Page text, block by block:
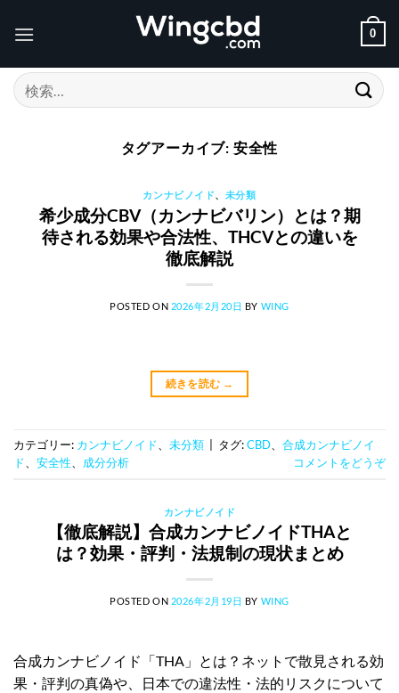
0
検
索
タグアーカイブ: 安全性
カンナビノイド、 未分類
希少成分CBV（カンナビバリン）とは？期
待される効果や合法性、THCVとの違いを
徹底解説
POSTED ON 2026年2月20日 BY WING
続きを読む →
カテゴリー: カンナビノイド 未分類 タグ:CBD
合成カンナビノイ
ド
安全性 成分分析 コメントをどうぞ
カンナビノイド
【徹底解説】合成カンナビノイドTHAと
は？効果・評判・法規制の現状まとめ
POSTED ON 2026年2月19日 BY WING
合成カンナビノイド「THA」とは？ネットで散見される効
果・評判の真偽や、日本での違法性・法的リスクについて